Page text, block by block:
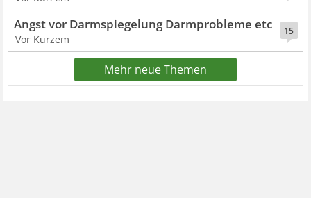
15
Angst vor Darmspiegelung Darmprobleme etc
Vor Kurzem
Mehr neue Themen